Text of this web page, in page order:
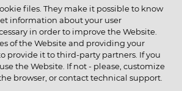
files. They make it possible to know
information about your user
in order to improve the Website.
of the Website and providing your
provide it to third-party partners. If you
the Website. If not - please, customize
browser, or contact technical support.